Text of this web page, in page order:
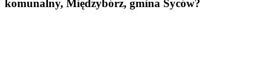
komunalny, Międzybórz, gmina Syców?